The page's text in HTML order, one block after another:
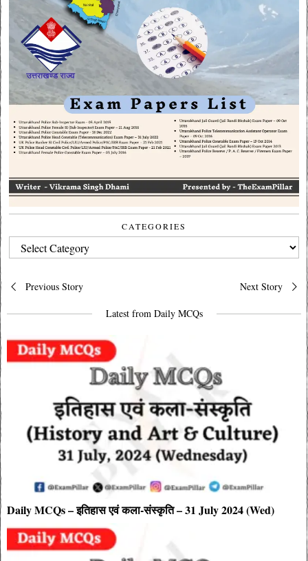
CATEGORIES
CATEGORIES
Post
navigation
Previous Story Next Story
Latest from Daily MCQs
Daily MCQs – इतिहास एवं कला-संस्कृति – 31 July 2024 (Wed)